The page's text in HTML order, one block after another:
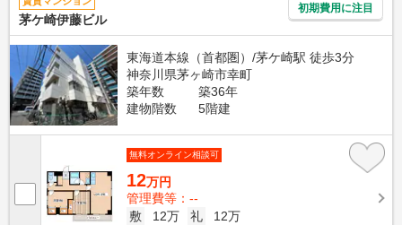
茅ケ崎伊藤ビル
初期費用に注目
東海道本線（首都圏）/茅ケ崎駅 徒歩3分
神奈川県茅ヶ崎市幸町
築年数
築36年
建物階数
5階建
無料オンライン相談可
12万円
管理費等：--
敷
12万 礼
12万